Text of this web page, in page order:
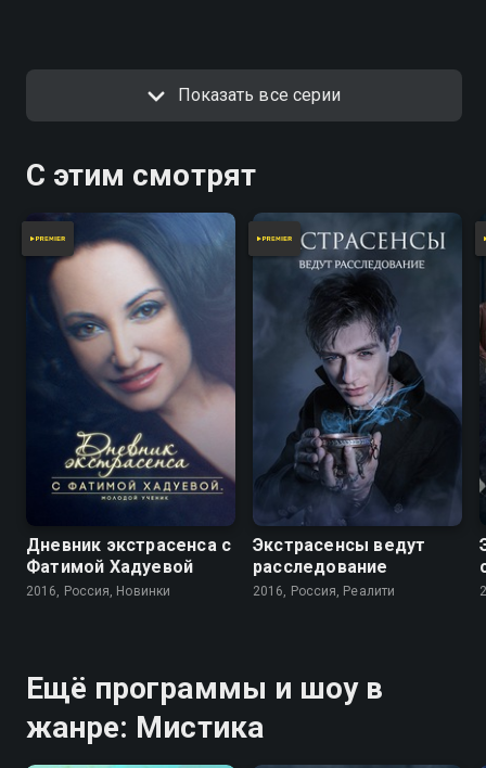
Показать все серии
С этим смотрят
Дневник экстрасенса с
Фатимой Хадуевой
2016, Россия, Новинки
Экстрасенсы ведут
расследование
2016, Россия, Реалити
Ещё программы и шоу в
жанре: Мистика